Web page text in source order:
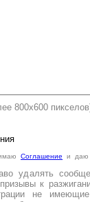
800х600
Cоглашение и даю
удалять
к
не